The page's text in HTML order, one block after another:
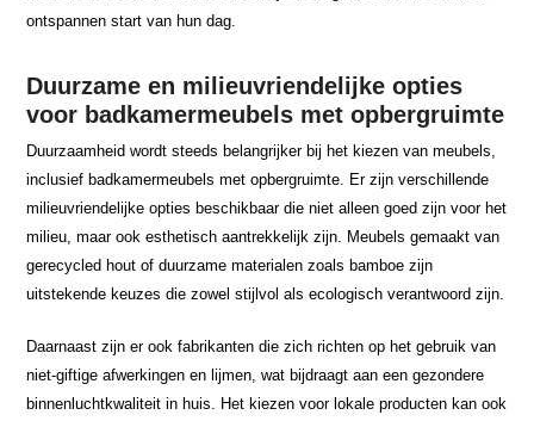
ontspannen start van hun dag.
Duurzame en milieuvriendelijke opties
voor badkamermeubels met opbergruimte
Duurzaamheid wordt steeds belangrijker bij het kiezen van meubels,
inclusief badkamermeubels met opbergruimte. Er zijn verschillende
milieuvriendelijke opties beschikbaar die niet alleen goed zijn voor het
milieu, maar ook esthetisch aantrekkelijk zijn. Meubels gemaakt van
gerecycled hout of duurzame materialen zoals bamboe zijn
uitstekende keuzes die zowel stijlvol als ecologisch verantwoord zijn.
Daarnaast zijn er ook fabrikanten die zich richten op het gebruik van
niet-giftige afwerkingen en lijmen, wat bijdraagt aan een gezondere
binnenluchtkwaliteit in huis. Het kiezen voor lokale producten kan ook